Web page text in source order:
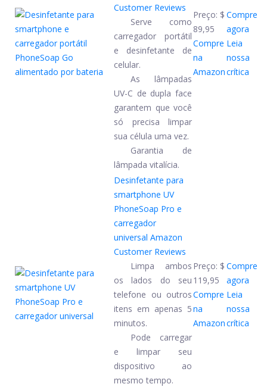
Customer Reviews
Serve como
carregador portátil
e desinfetante de
celular.
As lâmpadas
UV-C de dupla face
garantem que você
só precisa limpar
sua célula uma vez.
Garantia de
lâmpada vitalícia.
Preço: $
89,95
Compre
na
Amazon
Compre
agora
Leia
nossa
crítica
Desinfetante para
smartphone UV
PhoneSoap Pro e
carregador
universal Amazon
Customer Reviews
Limpa ambos
os lados do seu
telefone ou outros
itens em apenas 5
minutos.
Pode carregar
e limpar seu
dispositivo ao
mesmo tempo.
Preço: $
119,95
Compre
na
Amazon
Compre
agora
Leia
nossa
crítica